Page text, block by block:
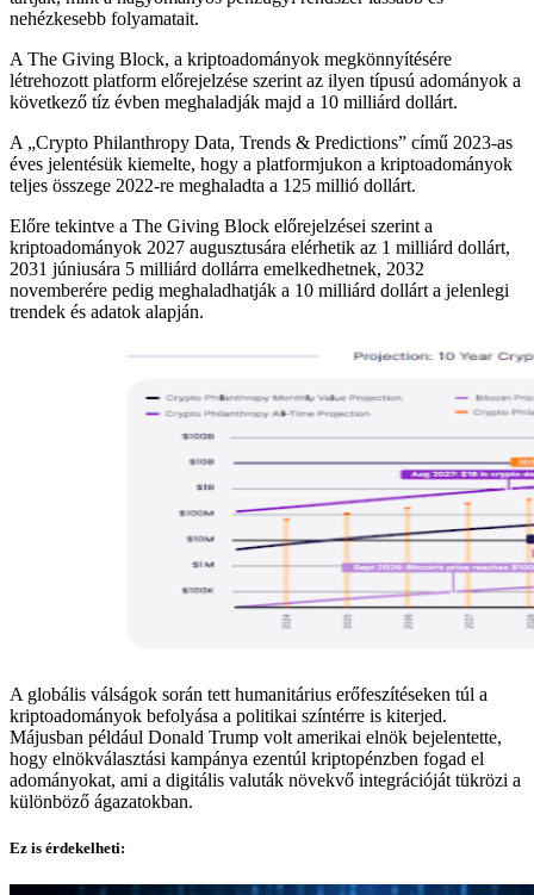
nehézkesebb folyamatait.
A The Giving Block, a kriptoadományok megkönnyítésére
létrehozott platform előrejelzése szerint az ilyen típusú adományok a
következő tíz évben meghaladják majd a 10 milliárd dollárt.
A „Crypto Philanthropy Data, Trends & Predictions” című 2023-as
éves jelentésük kiemelte, hogy a platformjukon a kriptoadományok
teljes összege 2022-re meghaladta a 125 millió dollárt.
Előre tekintve a The Giving Block előrejelzései szerint a
kriptoadományok 2027 augusztusára elérhetik az 1 milliárd dollárt,
2031 júniusára 5 milliárd dollárra emelkedhetnek, 2032
novemberére pedig meghaladhatják a 10 milliárd dollárt a jelenlegi
trendek és adatok alapján.
A globális válságok során tett humanitárius erőfeszítéseken túl a
kriptoadományok befolyása a politikai színtérre is kiterjed.
Májusban például Donald Trump volt amerikai elnök bejelentette,
hogy elnökválasztási kampánya ezentúl kriptopénzben fogad el
adományokat, ami a digitális valuták növekvő integrációját tükrözi a
különböző ágazatokban.
Ez is érdekelheti: